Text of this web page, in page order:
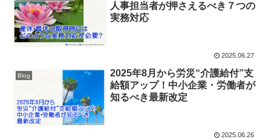
人事担当者が押さえるべき７つの
実務対応
2025.06.27
Blog
2025年8月から労災“介護給付”支
給額アップ！中小企業・労働者が
知るべき最新改定
2025.06.26